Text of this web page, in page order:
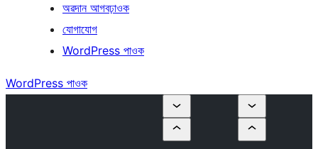
অৱদান আগবঢ়াওক
যোগাযোগ
WordPress পাওক
WordPress পাওক